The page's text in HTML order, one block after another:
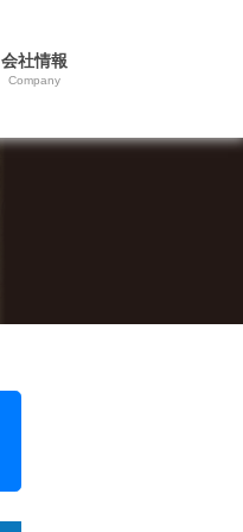
会社情報
Company